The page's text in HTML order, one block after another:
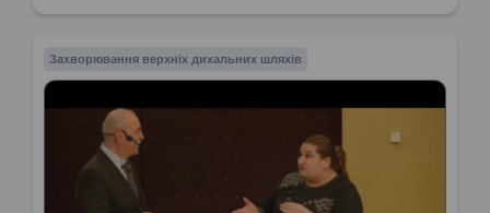
Захворювання верхніх дихальних шляхів